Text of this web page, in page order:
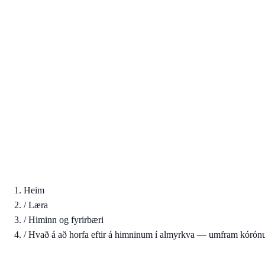
Heim
/Læra
/Himinn og fyrirbæri
/Hvað á að horfa eftir á himninum í almyrkva — umfram